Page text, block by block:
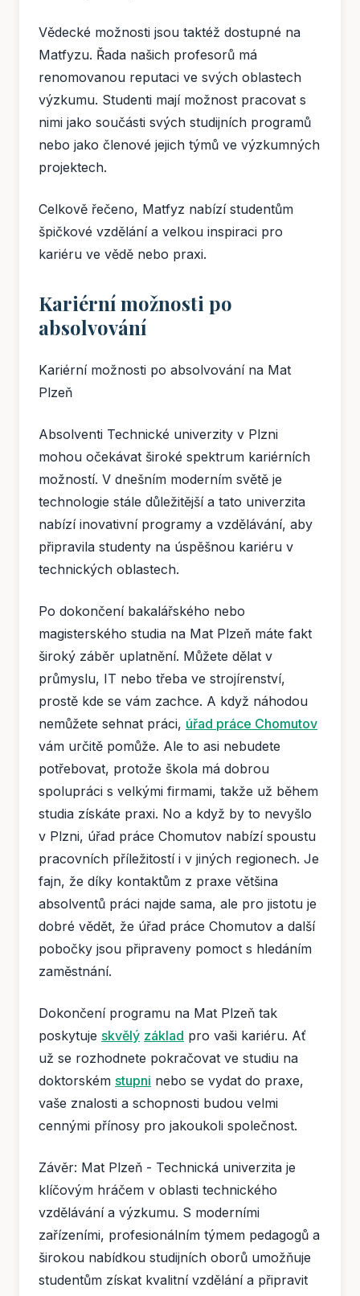
Vědecké možnosti jsou taktéž dostupné na
Matfyzu. Řada našich profesorů má
renomovanou reputaci ve svých oblastech
výzkumu. Studenti mají možnost pracovat s
nimi jako součásti svých studijních programů
nebo jako členové jejich týmů ve výzkumných
projektech.
Celkově řečeno, Matfyz nabízí studentům
špičkové vzdělání a velkou inspiraci pro
kariéru ve vědě nebo praxi.
Kariérní možnosti po
absolvování
Kariérní možnosti po absolvování na Mat
Plzeň
Absolventi Technické univerzity v Plzni
mohou očekávat široké spektrum kariérních
možností. V dnešním moderním světě je
technologie stále důležitější a tato univerzita
nabízí inovativní programy a vzdělávání, aby
připravila studenty na úspěšnou kariéru v
technických oblastech.
Po dokončení bakalářského nebo
magisterského studia na Mat Plzeň máte fakt
široký záběr uplatnění. Můžete dělat v
průmyslu, IT nebo třeba ve strojírenství,
prostě kde se vám zachce. A když náhodou
nemůžete sehnat práci, úřad práce Chomutov
vám určitě pomůže. Ale to asi nebudete
potřebovat, protože škola má dobrou
spolupráci s velkými firmami, takže už během
studia získáte praxi. No a když by to nevyšlo
v Plzni, úřad práce Chomutov nabízí spoustu
pracovních příležitostí i v jiných regionech. Je
fajn, že díky kontaktům z praxe většina
absolventů práci najde sama, ale pro jistotu je
dobré vědět, že úřad práce Chomutov a další
pobočky jsou připraveny pomoct s hledáním
zaměstnání.
Dokončení programu na Mat Plzeň tak
poskytuje skvělý základ pro vaši kariéru. Ať
už se rozhodnete pokračovat ve studiu na
doktorském stupni nebo se vydat do praxe,
vaše znalosti a schopnosti budou velmi
cennými přínosy pro jakoukoli společnost.
Závěr: Mat Plzeň - Technická univerzita je
klíčovým hráčem v oblasti technického
vzdělávání a výzkumu. S moderními
zařízeními, profesionálním týmem pedagogů a
širokou nabídkou studijních oborů umožňuje
studentům získat kvalitní vzdělání a připravit